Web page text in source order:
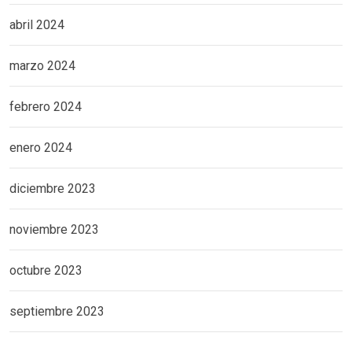
abril 2024
marzo 2024
febrero 2024
enero 2024
diciembre 2023
noviembre 2023
octubre 2023
septiembre 2023